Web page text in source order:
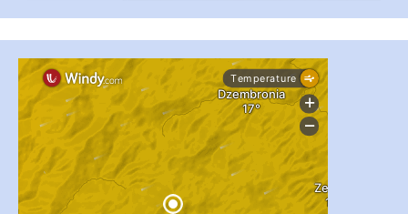
...
pimrec_project